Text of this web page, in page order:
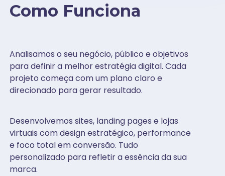
Como Funciona
Analisamos o seu negócio, público e objetivos
para definir a melhor estratégia digital. Cada
projeto começa com um plano claro e
direcionado para gerar resultado.
Desenvolvemos sites, landing pages e lojas
virtuais com design estratégico, performance
e foco total em conversão. Tudo
personalizado para refletir a essência da sua
marca.